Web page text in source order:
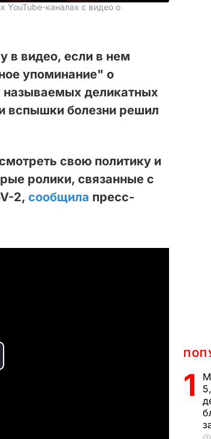
YouTube-каналах с видео о
в видео, если в нем
упоминание" о
называемых деликатных
вспышки болезни решил
свою политику и
ролики, связанные с
2, сообщила пресс-
1